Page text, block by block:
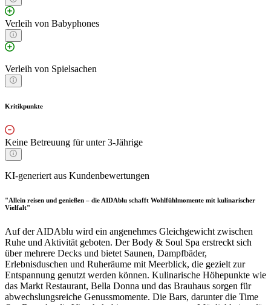
Verleih von Babyphones
Verleih von Spielsachen
Kritikpunkte
Keine Betreuung für unter 3-Jährige
KI-generiert aus Kundenbewertungen
"Allein reisen und genießen – die AIDAblu schafft Wohlfühlmomente mit kulinarischer
Vielfalt"
Auf der AIDAblu wird ein angenehmes Gleichgewicht zwischen
Ruhe und Aktivität geboten. Der Body & Soul Spa erstreckt sich
über mehrere Decks und bietet Saunen, Dampfbäder,
Erlebnisduschen und Ruheräume mit Meerblick, die gezielt zur
Entspannung genutzt werden können. Kulinarische Höhepunkte wie
das Markt Restaurant, Bella Donna und das Brauhaus sorgen für
abwechslungsreiche Genussmomente. Die Bars, darunter die Time